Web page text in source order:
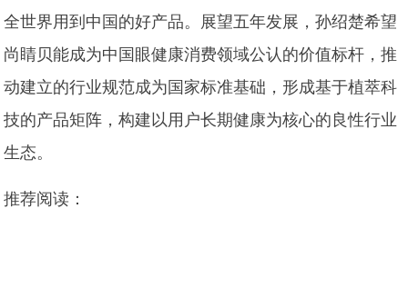
全世界用到中国的好产品。展望五年发展，孙绍楚希望
尚睛贝能成为中国眼健康消费领域公认的价值标杆，推
动建立的行业规范成为国家标准基础，形成基于植萃科
技的产品矩阵，构建以用户长期健康为核心的良性行业
生态。
推荐阅读：